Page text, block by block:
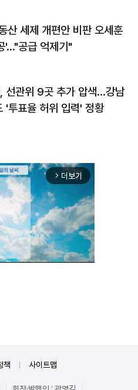
산 세제 개편안 비판 오세훈
'…"공급 억제기"
선관위 9곳 추가 압색…강남
'투표율 허위 입력' 정황
arrow_forward_ios 더보기
책 사이트맵